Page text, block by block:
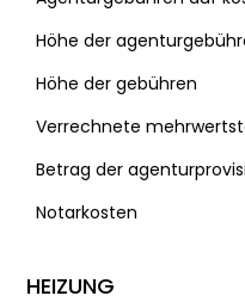
Höhe der
Höhe der gebühren
Verrechnete
Betrag der
Notarkosten
HEIZUNG